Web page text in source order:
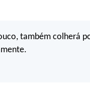
também colherá